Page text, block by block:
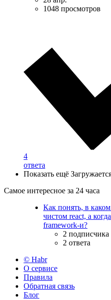
1048 просмотров
4
ответа
Показать ещё
Самое интересное за 24 часа
Как понять, в
чистом react, а
framework-и?
2 подписчика
2 ответа
© Habr
О сервисе
Правила
Обратная связь
Блог